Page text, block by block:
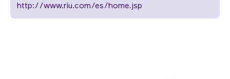
http://www.riu.com/es/home.jsp